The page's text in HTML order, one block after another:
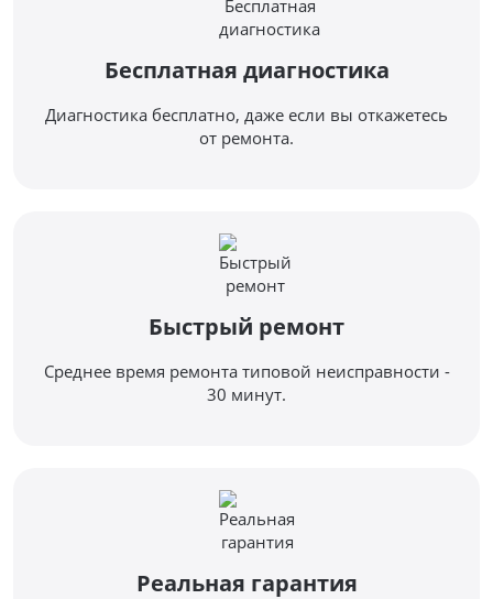
Бесплатная диагностика
Диагностика бесплатно, даже если вы откажетесь
от ремонта.
Быстрый ремонт
Среднее время ремонта типовой неисправности -
30 минут.
Реальная гарантия